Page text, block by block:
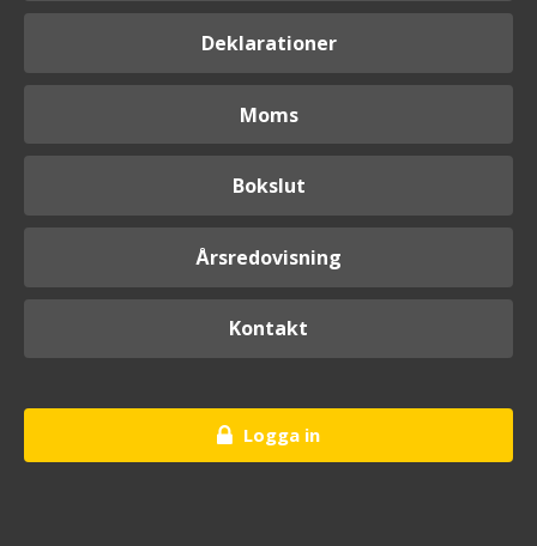
Deklarationer
Moms
Bokslut
Årsredovisning
Kontakt
Logga in